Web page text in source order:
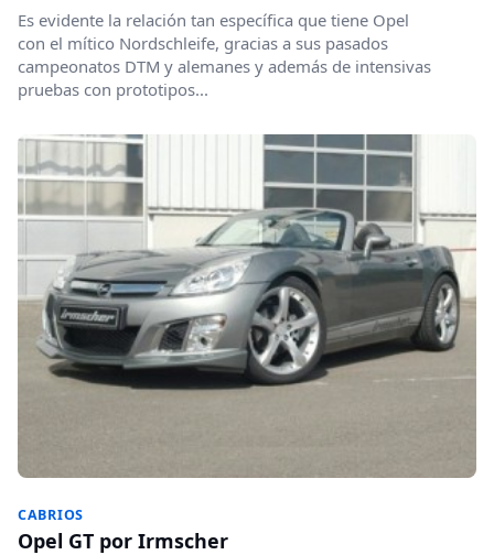
Es evidente la relación tan específica que tiene Opel
con el mítico Nordschleife, gracias a sus pasados
campeonatos DTM y alemanes y además de intensivas
pruebas con prototipos...
CABRIOS
Opel GT por Irmscher